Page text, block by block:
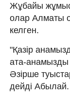
Жұбайы
олар Алматы
келген.
"Қазір
ата-
Әзірше
дейді Абылай.